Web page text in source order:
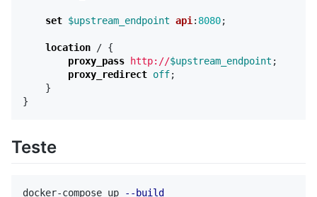
set $upstream_endpoint api : 8080;
location / {
proxy_pass
http://$upstream_endpoint ;
proxy_redirect off;
}
}
Teste
docker-compose up --build